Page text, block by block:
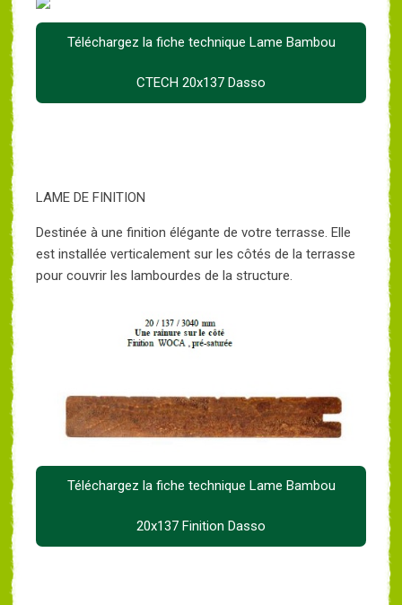
Téléchargez la fiche technique Lame Bambou
CTECH 20x137 Dasso
LAME DE FINITION
Destinée à une finition élégante de votre terrasse. Elle
est installée verticalement sur les côtés de la terrasse
pour couvrir les lambourdes de la structure.
Téléchargez la fiche technique Lame Bambou
20x137 Finition Dasso